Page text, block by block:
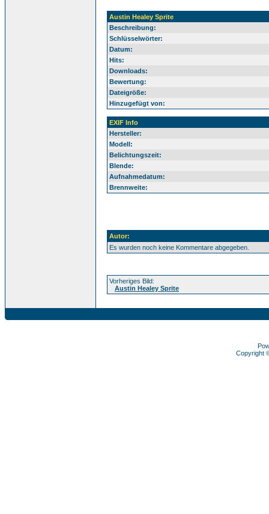
Austin Healey Sprite
Beschreibung:
Schlüsselwörter:
Datum:
Hits:
Downloads:
Bewertung:
Dateigröße:
Hinzugefügt von:
EXIF Info
Hersteller:
Modell:
Belichtungszeit:
Blende:
Aufnahmedatum:
Brennweite:
Autor:
Es wurden noch keine Kommentare abgegeben.
Vorheriges Bild:
Austin Healey Sprite
Copyright